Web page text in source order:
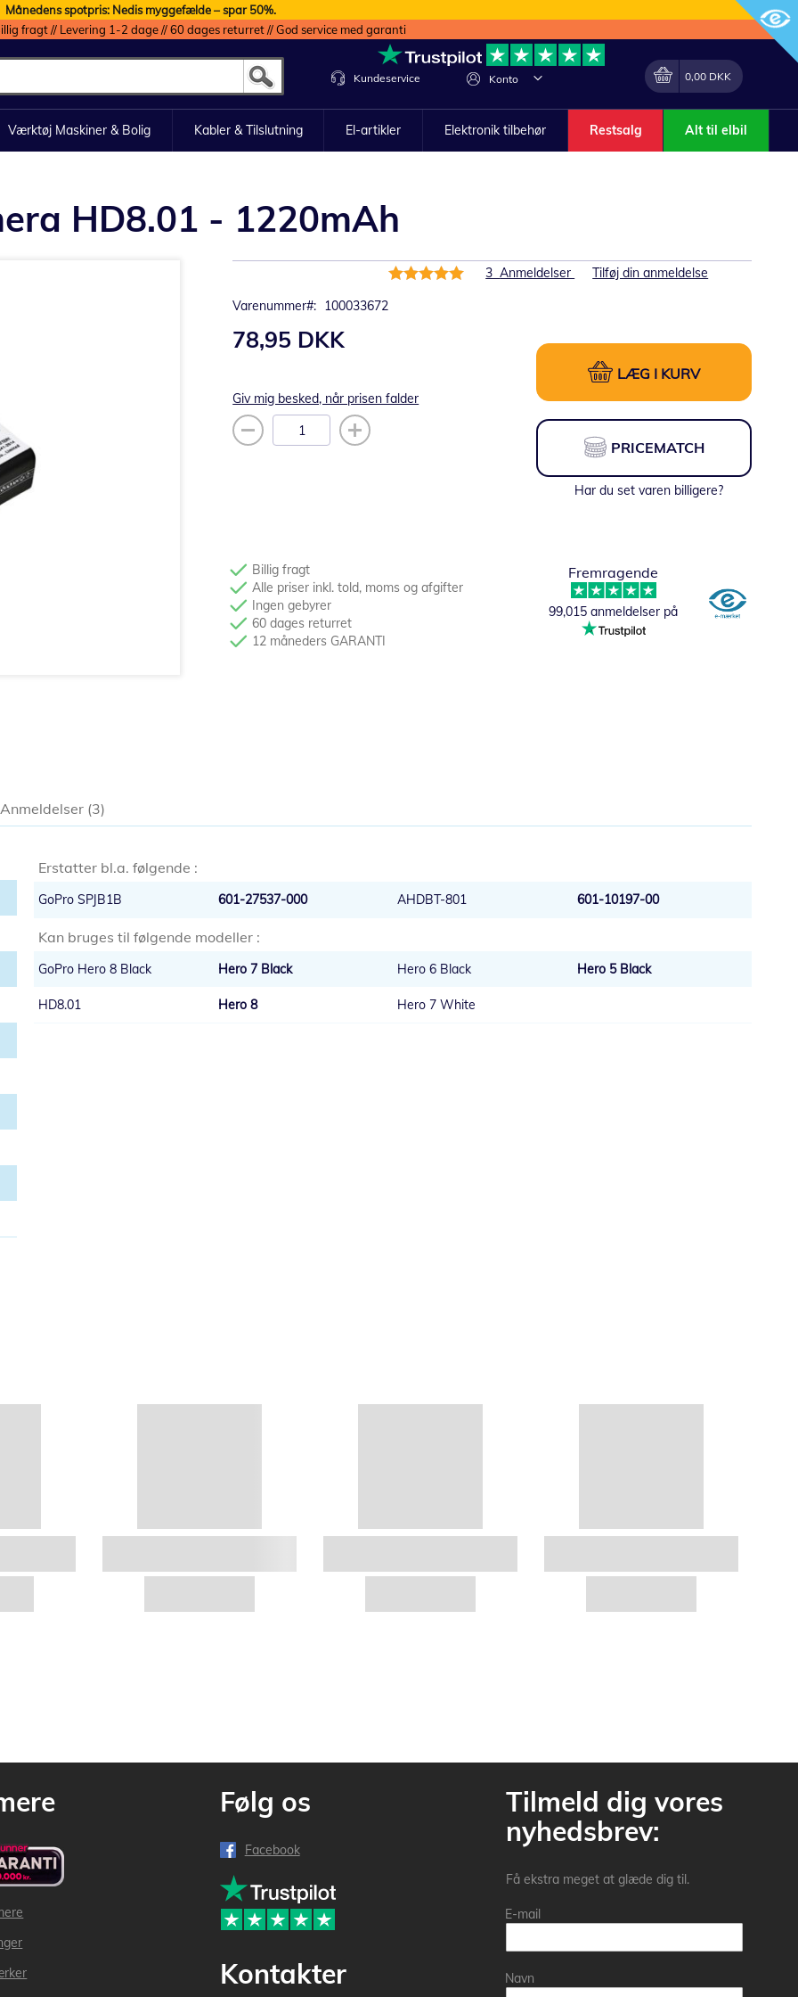
Månedens spotpris: Nedis myggefælde – spar 50%.
fragt // Levering 1-2 dage // 60 dages returret // God service med garanti
Konto
Lave
Min indkøbskurv
0,00 DKK
Kundeservice
Værktøj Maskiner & Bolig Kabler & Tilslutning El-artikler Elektronik tilbehør Restsalg Alt til elbil
HD8.01 - 1220mAh
Varenummer 100033672
Bedømmelse:
3Anmeldelser Tilføj din anmeldelse
78,95 DKK
Giv mig besked, når prisen falder
LÆG I KURV
PRICEMATCH
Har du set varen billigere?
Billig fragt
Alle priser inkl. told, moms og afgifter
Ingen gebyrer
60 dages returret
12 måneders GARANTI
Fremragende
99,015 anmeldelser på
Erstatter bl.a. følgende :
GoPro SPJB1B 601-27537-000 AHDBT-801 601-10197-00
Kan bruges til følgende modeller :
GoPro Hero 8 Black Hero 7 Black Hero 6 Black Hero 5 Black
HD8.01 Hero 8 Hero 7 White
Anmeldelser 3
Følg os
Facebook
Kontakter
Tilmeld dig vores
nyhedsbrev:
Få ekstra meget at glæde dig til.
E-mail
Navn